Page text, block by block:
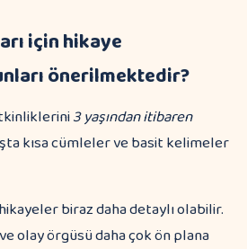
için hikaye
önerilmektedir?
3 yaşından itibaren
kısa cümleler ve basit kelimeler
biraz daha detaylı olabilir.
olay örgüsü daha çok ön plana